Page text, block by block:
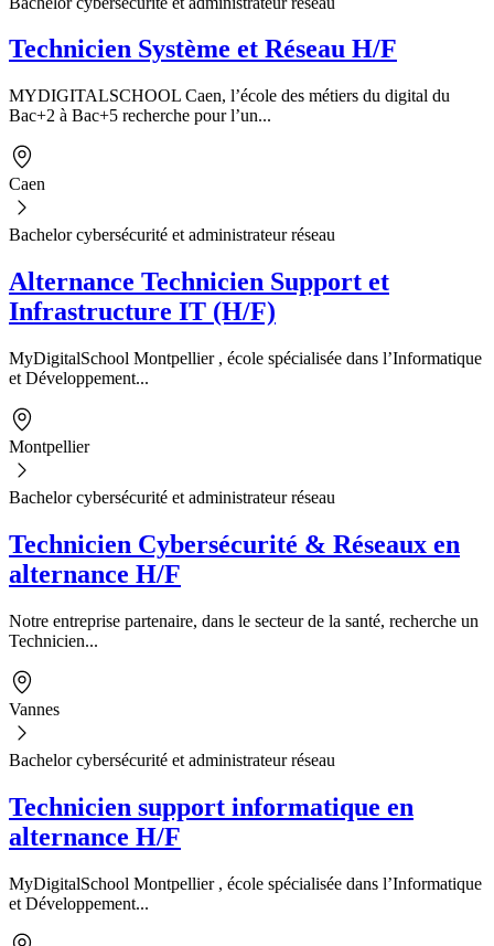
Technicien Système et Réseau H/F
MYDIGITALSCHOOL Caen, l’école des métiers du digital du
Bac+2 à Bac+5 recherche pour l’un...
Caen
Bachelor cybersécurité et administrateur réseau
Alternance Technicien Support et
Infrastructure IT (H/F)
MyDigitalSchool Montpellier , école spécialisée dans l’Informatique
et Développement...
Montpellier
Bachelor cybersécurité et administrateur réseau
Technicien Cybersécurité & Réseaux en
alternance H/F
Notre entreprise partenaire, dans le secteur de la santé, recherche un
Technicien...
Vannes
Bachelor cybersécurité et administrateur réseau
Technicien support informatique en
alternance H/F
MyDigitalSchool Montpellier , école spécialisée dans l’Informatique
et Développement...